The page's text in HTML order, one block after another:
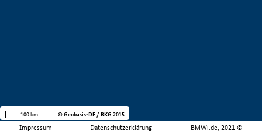
Impressum Datenschutzerklärung BMWi.de, 2021 ©
100 km © Geobasis-DE / BKG 2015